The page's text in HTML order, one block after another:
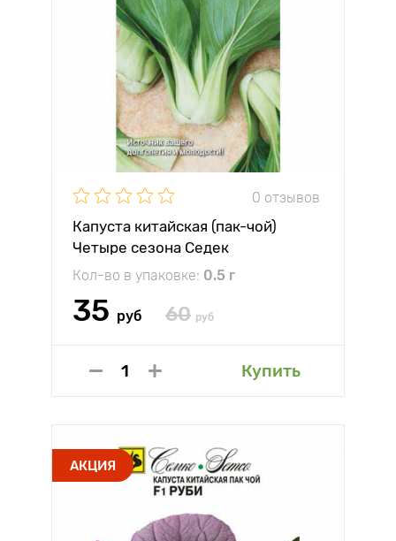
0 отзывов
Капуста китайская (пак-чой)
Четыре сезона Седек
Кол-во в упаковке: 0.5 г
35 руб 60 руб
Купить
АКЦИЯ